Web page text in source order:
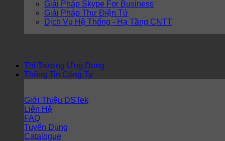
Giải Pháp Skype For Business
Giải Pháp Thư Điện Tử
Dịch Vụ Hệ Thống - Hạ Tầng CNTT
Thị Trường Ứng Dụng
Thông Tin Công Ty
Giới Thiệu DSTek
Liên Hệ
FAQ
Tuyển Dụng
Catalogue